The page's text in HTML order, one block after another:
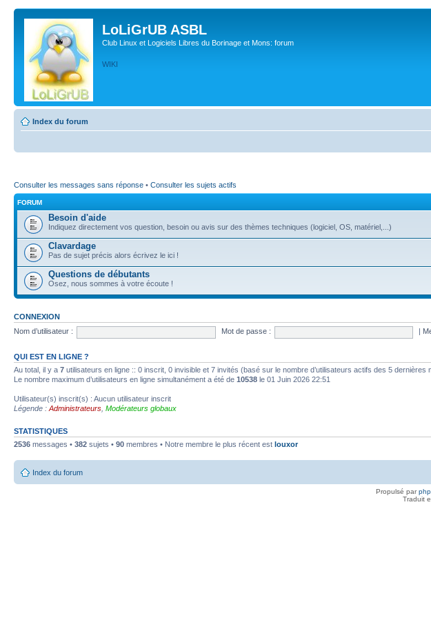
LoLiGrUB ASBL
Club Linux et Logiciels Libres du Borinage et Mons: forum
WIKI
Index du forum
Consulter les messages sans réponse • Consulter les sujets actifs
FORUM
Besoin d'aide
Indiquez directement vos question, besoin ou avis sur des thèmes techniques (logiciel, OS, matériel,...)
Clavardage
Pas de sujet précis alors écrivez le ici !
Questions de débutants
Osez, nous sommes à votre écoute !
CONNEXION
Nom d’utilisateur :
Mot de passe :
QUI EST EN LIGNE ?
Au total, il y a 7 utilisateurs en ligne :: 0 inscrit, 0 invisible et 7 invités (basé sur le nombre d’utilisateurs actifs des 5 dernières
Le nombre maximum d’utilisateurs en ligne simultanément a été de 10538 le 01 Juin 2026 22:51
Utilisateur(s) inscrit(s) : Aucun utilisateur inscrit
Légende : Administrateurs Modérateurs globaux
STATISTIQUES
2536 messages • 382 sujets • 90 membres • Notre membre le plus récent est louxor
Index du forum
Propulsé par
Traduit